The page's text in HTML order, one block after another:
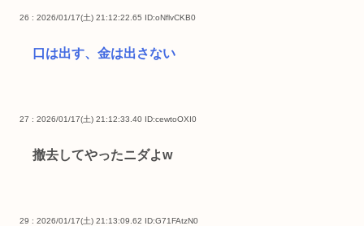
26 : 2026/01/17(土) 21:12:22.65 ID:oNflvCKB0
口は出す、金は出さない
27 : 2026/01/17(土) 21:12:33.40 ID:cewtoOXI0
撤去してやったニダよw
29 : 2026/01/17(土) 21:13:09.62 ID:G71FAtzN0